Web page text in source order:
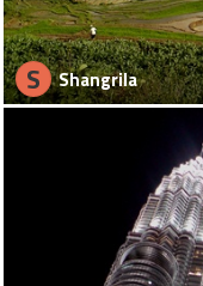
S Shangrila